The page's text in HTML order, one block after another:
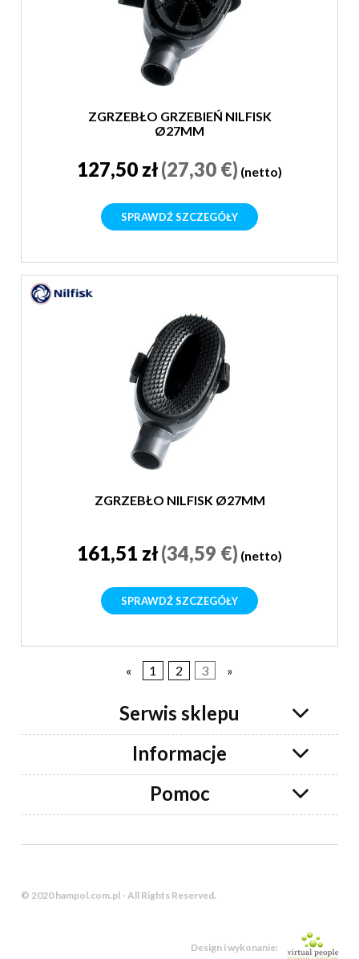
ZGRZEBŁO GRZEBIEŃ NILFISK
Ø27MM
127,50 zł(27,30 €) (netto)
SPRAWDŹ SZCZEGÓŁY
ZGRZEBŁO NILFISK Ø27MM
161,51 zł(34,59 €) (netto)
SPRAWDŹ SZCZEGÓŁY
« 1 2 3 »
Serwis sklepu
Informacje
Pomoc
© 2020 hampol.com.pl - All Rights Reserved.
Design i wykonanie: